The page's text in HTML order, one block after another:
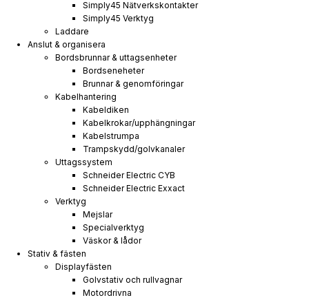
Simply45 Nätverkskontakter
Simply45 Verktyg
Laddare
Anslut & organisera
Bordsbrunnar & uttagsenheter
Bordseneheter
Brunnar & genomföringar
Kabelhantering
Kabeldiken
Kabelkrokar/upphängningar
Kabelstrumpa
Trampskydd/golvkanaler
Uttagssystem
Schneider Electric CYB
Schneider Electric Exxact
Verktyg
Mejslar
Specialverktyg
Väskor & lådor
Stativ & fästen
Displayfästen
Golvstativ och rullvagnar
Motordrivna